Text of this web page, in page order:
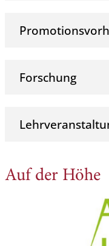
Forschung
Auf der Höhe